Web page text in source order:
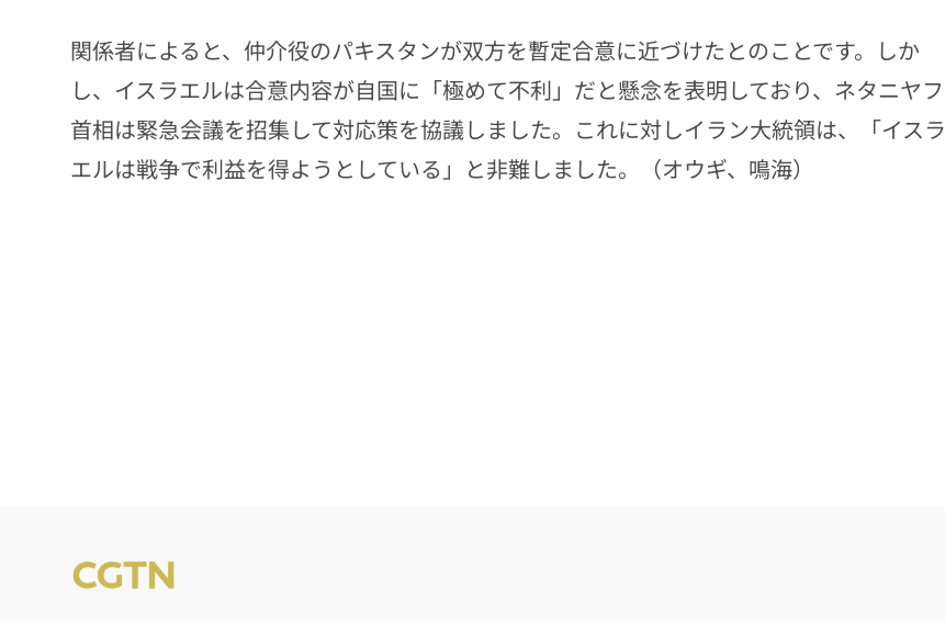
関係者によると、仲介役のパキスタンが双方を暫定合意に近づけたとのことです。しか
し、イスラエルは合意内容が自国に「極めて不利」だと懸念を表明しており、ネタニヤフ
首相は緊急会議を招集して対応策を協議しました。これに対しイラン大統領は、「イスラ
エルは戦争で利益を得ようとしている」と非難しました。（オウギ、鳴海）